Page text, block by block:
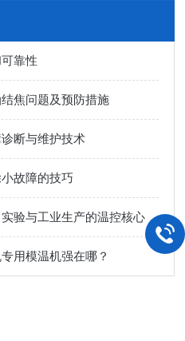
靠性
焦问题及预防措施
断与维护技术
故障的技巧
验与工业生产的温控核心
用模温机强在哪？